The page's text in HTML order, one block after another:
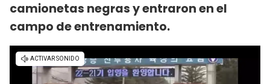
camionetas negras y entraron en el
campo de entrenamiento.